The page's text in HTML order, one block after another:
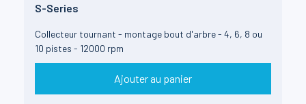
S-Series
Collecteur tournant - montage bout d'arbre - 4, 6, 8 ou
10 pistes - 12000 rpm
Ajouter au panier